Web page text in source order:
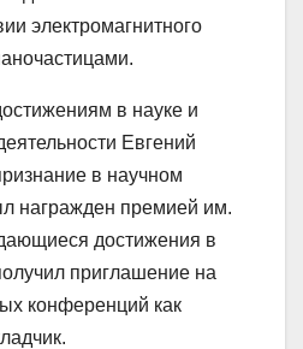
электромагнитного
в науке и
Евгений
в научном
награжден премией им.
достижения в
приглашение на
конференций как